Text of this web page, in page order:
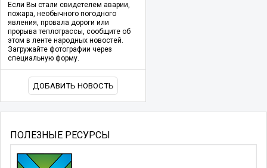
Если Вы стали свидетелем аварии,
пожара, необычного погодного
явления, провала дороги или
прорыва теплотрассы, сообщите об
этом в ленте народных новостей.
Загружайте фотографии через
специальную форму.
ДОБАВИТЬ НОВОСТЬ
ПОЛЕЗНЫЕ РЕСУРСЫ